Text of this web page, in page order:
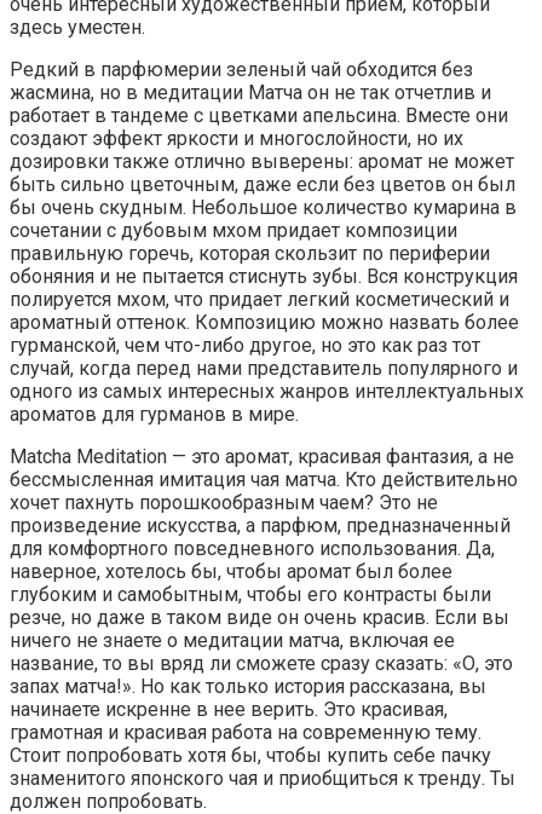
здесь уместен.
Редкий в парфюмерии зеленый чай обходится без
жасмина, но в медитации Матча он не так отчетлив и
работает в тандеме с цветками апельсина. Вместе они
создают эффект яркости и многослойности, но их
дозировки также отлично выверены: аромат не может
быть сильно цветочным, даже если без цветов он был
бы очень скудным. Небольшое количество кумарина в
сочетании с дубовым мхом придает композиции
правильную горечь, которая скользит по периферии
обоняния и не пытается стиснуть зубы. Вся конструкция
полируется мхом, что придает легкий косметический и
ароматный оттенок. Композицию можно назвать более
гурманской, чем что-либо другое, но это как раз тот
случай, когда перед нами представитель популярного и
одного из самых интересных жанров интеллектуальных
ароматов для гурманов в мире.
Matcha Meditation — это аромат, красивая фантазия, а не
бессмысленная имитация чая матча. Кто действительно
хочет пахнуть порошкообразным чаем? Это не
произведение искусства, а парфюм, предназначенный
для комфортного повседневного использования. Да,
наверное, хотелось бы, чтобы аромат был более
глубоким и самобытным, чтобы его контрасты были
резче, но даже в таком виде он очень красив. Если вы
ничего не знаете о медитации матча, включая ее
название, то вы вряд ли сможете сразу сказать: «О, это
запах матча!». Но как только история рассказана, вы
начинаете искренне в нее верить. Это красивая,
грамотная и красивая работа на современную тему.
Стоит попробовать хотя бы, чтобы купить себе пачку
знаменитого японского чая и приобщиться к тренду. Ты
должен попробовать.